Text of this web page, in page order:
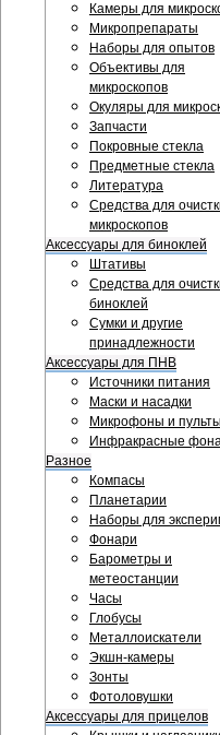
Камеры для
Микропрепараты
Наборы для опытов
Объективы для
микроскопов
Окуляры для
Запчасти
Покровные стекла
Предметные стекла
Литература
Средства для
микроскопов
Аксессуары для биноклей
Штативы
Средства для
биноклей
Сумки и другие
принадлежности
Аксессуары для ПНВ
Источники питания
Маски и насадки
Микрофоны и
Инфракрасные
Разное
Компасы
Планетарии
Наборы для
Фонари
Барометры и
метеостанции
Часы
Глобусы
Металлоискатели
Экшн-камеры
Зонты
Фотоловушки
Аксессуары для прицелов